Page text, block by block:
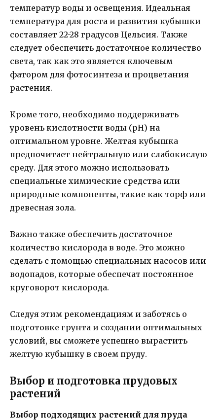
температур воды и освещения. Идеальная
температура для роста и развития кубышки
составляет 22-28 градусов Цельсия. Также
следует обеспечить достаточное количество
света, так как это является ключевым
фатором для фотосинтеза и процветания
растения.
Кроме того, необходимо поддерживать
уровень кислотности воды (pH) на
оптимальном уровне. Желтая кубышка
предпочитает нейтральную или слабокислую
среду. Для этого можно использовать
специальные химические средства или
природные компоненты, такие как торф или
древесная зола.
Важно также обеспечить достаточное
количество кислорода в воде. Это можно
сделать с помощью специальных насосов или
водопадов, которые обеспечат постоянное
круговорот кислорода.
Следуя этим рекомендациям и заботясь о
подготовке грунта и создании оптимальных
условий, вы сможете успешно вырастить
желтую кубышку в своем пруду.
Выбор и подготовка прудовых
растений
Выбор подходящих растений для пруда